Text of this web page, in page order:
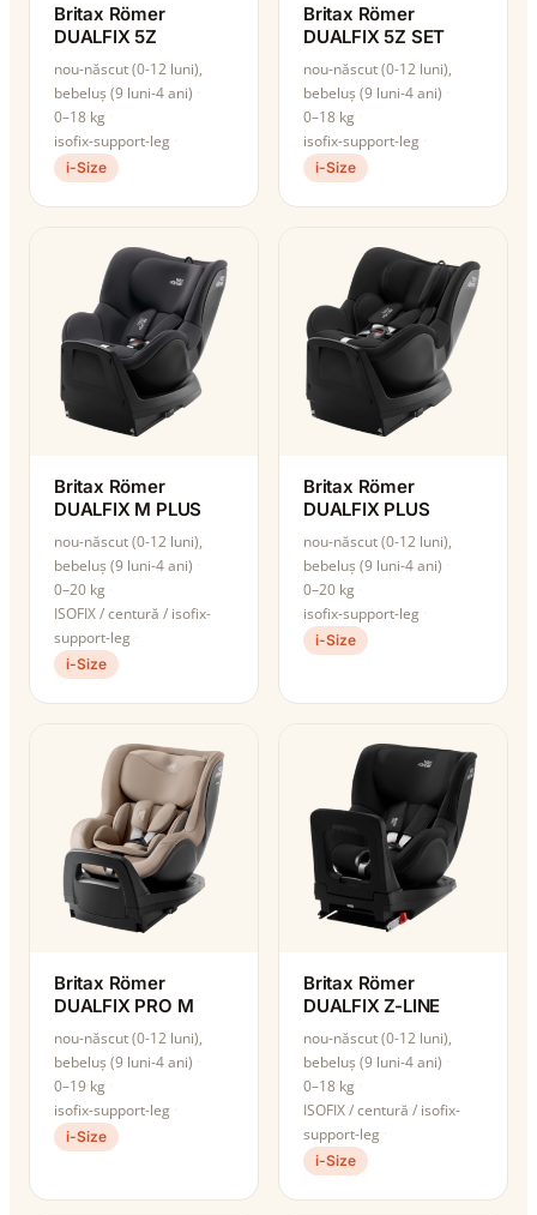
Britax Römer
DUALFIX 5Z
nou-născut (0-12 luni),
bebeluș (9 luni-4 ani)
0–18 kg
isofix-support-leg
i-Size
Britax Römer
DUALFIX 5Z SET
nou-născut (0-12 luni),
bebeluș (9 luni-4 ani)
0–18 kg
isofix-support-leg
i-Size
Britax Römer
DUALFIX M PLUS
nou-născut (0-12 luni),
bebeluș (9 luni-4 ani)
0–20 kg
ISOFIX / centură / isofix-
support-leg
i-Size
Britax Römer
DUALFIX PLUS
nou-născut (0-12 luni),
bebeluș (9 luni-4 ani)
0–20 kg
isofix-support-leg
i-Size
Britax Römer
DUALFIX PRO M
nou-născut (0-12 luni),
bebeluș (9 luni-4 ani)
0–19 kg
isofix-support-leg
i-Size
Britax Römer
DUALFIX Z-LINE
nou-născut (0-12 luni),
bebeluș (9 luni-4 ani)
0–18 kg
ISOFIX / centură / isofix-
support-leg
i-Size